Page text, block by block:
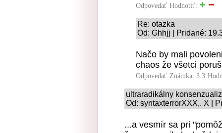
Odpovedať Hodnotiť:
Re: otazka
Od: Ghhjj | Pridané:
Načo by mali
chaos že všetci
Odpovedať Známka: 3.3
ultraradikálny
Od: syntaxterrorXXX,. X |
...a vesmír sa pri